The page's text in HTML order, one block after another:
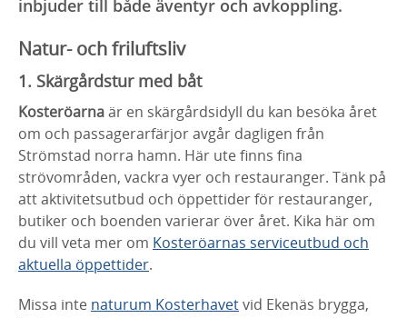
inbjuder till både äventyr och avkoppling.
Natur- och friluftsliv
1. Skärgårdstur med båt
Kosteröarnaär en skärgårdsidyll du kan besöka året
om och passagerarfärjor avgår dagligen från
Strömstad norra hamn. Här ute finns fina
strövområden, vackra vyer och restauranger. Tänk på
att aktivitetsutbud och öppettider för restauranger,
butiker och boenden varierar över året. Kika här om
du vill veta mer om Kosteröarnas serviceutbud och
aktuella öppettider.
Missa inte naturum Kosterhavetvid Ekenäs brygga,